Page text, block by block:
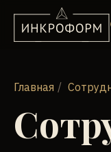
Главная /